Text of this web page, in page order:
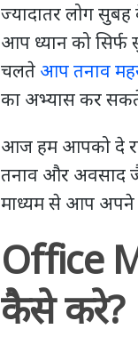
ज्यादातर लोग
आप ध्यान को
चलते आप तनाव
का अभ्यास कर
आज हम आपको दे
तनाव और अवसाद
माध्यम से आप अपने
Office
कैसे करे?